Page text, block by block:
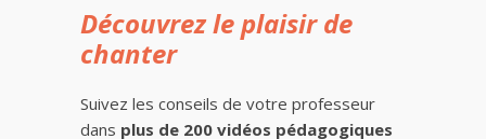
Découvrez le plaisir de
chanter
Suivez les conseils de votre professeur
dans plus de 200 vidéos pédagogiques